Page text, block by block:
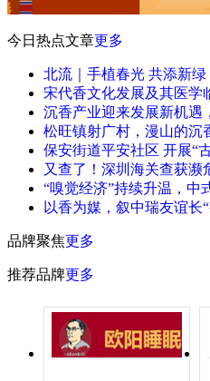
今日热点文章更多
北流｜手植春光 共添新绿
宋代香文化发展及其医学
沉香产业迎来发展新机遇
松旺镇射广村，漫山的沉
保安街道平安社区 开展“
又查了！深圳海关查获濒
“嗅觉经济”持续升温，中
以香为媒，叙中瑞友谊长
品牌聚焦更多
推荐品牌更多